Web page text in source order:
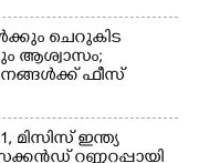
ചെറുകിട
ആശ്വാസം;
ഫീസ്
മിസിസ് ഇന്ത്യ